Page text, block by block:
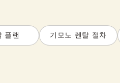
플랜 기모노 렌탈 절차